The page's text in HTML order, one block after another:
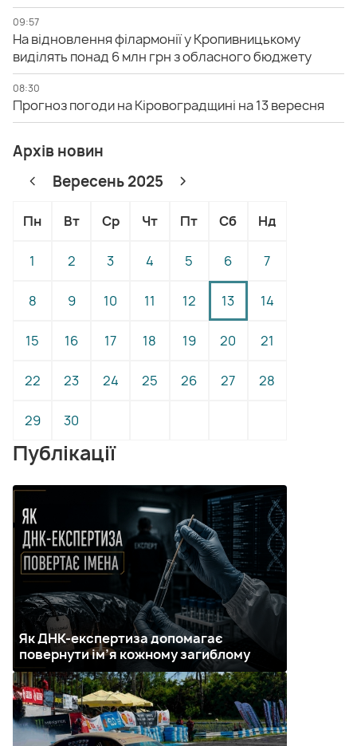
09:57
На відновлення філармонії у Кропивницькому
виділять понад 6 млн грн з обласного бюджету
08:30
Прогноз погоди на Кіровоградщині на 13 вересня
Архів новин
Вересень 2025
Пн Вт Ср Чт Пт Сб Нд
1 2 3 4 5 6 7
8 9 10 11 12 13 14
15 16 17 18 19 20 21
22 23 24 25 26 27 28
29 30
Публікації
Як ДНК-експертиза допомагає
повернути ім’я кожному загиблому